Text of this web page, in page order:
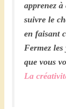
apprenez
suivre le
en faisant
Fermez les
que vous
La